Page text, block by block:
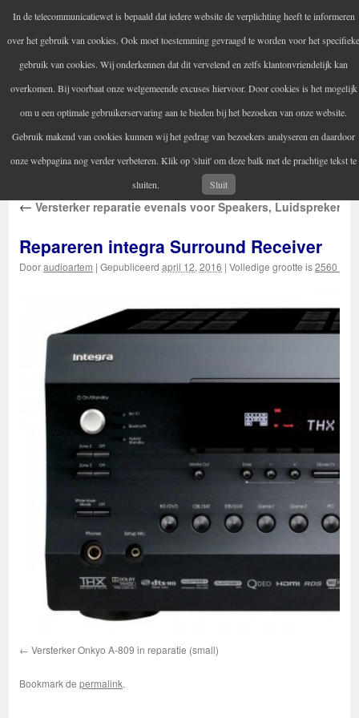
Audio Artem
Uw versterker-audio reparateur
Spring
Home Audio reparatie
Vintage audioapparatuur
← Versterker reparatie evenals voor Speakers, Luidsprekers,
Repareren integra Surround Receiver
Dooraudioartem | Gepubliceerd april 12, 2016 | Volledige grootte is2560 ×
Versterker Onkyo A-809 in reparatie (small)
Bookmark de permalink.
In de telecommunicatiewet is bepaald dat iedere website de verplichting heeft te informeren
over het gebruik van cookies. Ook moet toestemming gevraagd te worden voor het specifieke
gebruik van cookies. Wij onderkennen dat dit vervelend en zelfs klantonvriendelijk kan
overkomen. Bij voorbaat onze welgemeende excuses hiervoor. Door cookies is het mogelijk
om u een optimale gebruikerservaring aan te bieden bij het bezoeken van onze website.
Gebruik makend van cookies kunnen wij het gedrag van bezoekers analyseren en daardoor
onze webpagina nog verder verbeteren. Klik op 'sluit' om deze balk met de prachtige tekst te
sluiten.
Sluit